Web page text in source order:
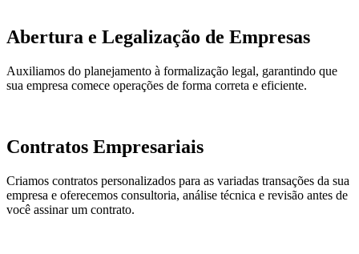
Abertura e Legalização de Empresas
Auxiliamos do planejamento à formalização legal, garantindo que
sua empresa comece operações de forma correta e eficiente.
Contratos Empresariais
Criamos contratos personalizados para as variadas transações da sua
empresa e oferecemos consultoria, análise técnica e revisão antes de
você assinar um contrato.